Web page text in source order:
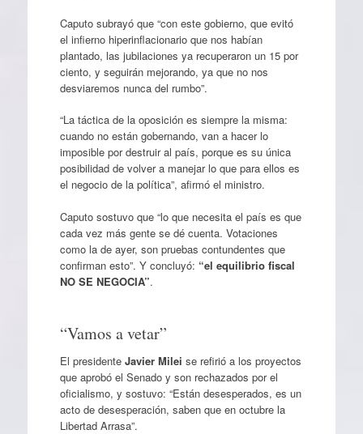
Caputo subrayó que “con este gobierno, que evitó
el infierno hiperinflacionario que nos habían
plantado, las jubilaciones ya recuperaron un 15 por
ciento, y seguirán mejorando, ya que no nos
desviaremos nunca del rumbo”.
“La táctica de la oposición es siempre la misma:
cuando no están gobernando, van a hacer lo
imposible por destruir al país, porque es su única
posibilidad de volver a manejar lo que para ellos es
el negocio de la política”, afirmó el ministro.
Caputo sostuvo que “lo que necesita el país es que
cada vez más gente se dé cuenta. Votaciones
como la de ayer, son pruebas contundentes que
confirman esto”. Y concluyó: “el equilibrio fiscal
NO SE NEGOCIA”.
“Vamos a vetar”
El presidente Javier Milei se refirió a los proyectos
que aprobó el Senado y son rechazados por el
oficialismo, y sostuvo: “Están desesperados, es un
acto de desesperación, saben que en octubre la
Libertad Arrasa”.